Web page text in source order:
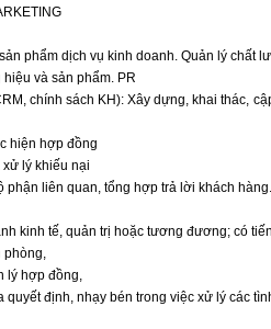
phẩm dịch vụ kinh doanh. Quản lý chất
và sản phẩm. PR
chính sách KH): Xây dựng, khai thác,
hiện hợp đồng
lý khiếu nại
phận liên quan, tổng hợp trả lời khách hàng.
kinh tế, quản trị hoặc tương đương; có
phòng,
lý hợp đồng,
quyết định, nhạy bén trong việc xử lý các